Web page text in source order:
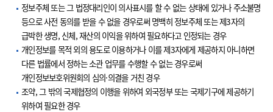
정보주체 또는 그 법정대리인이 의사표시를 할 수 없는 상태에 있거나 주소불명
등으로 사전 동의를 받을 수 없을 경우로써 명백히 정보주체 또는 제3자의
급박한 생명, 신체, 재산의 이익을 위하여 필요하다고 인정되는 경우
개인정보를 목적 외의 용도로 이용하거나 이를 제3자에게 제공하지 아니하면
다른 법률에서 정하는 소관 업무를 수행할 수 없는 경우로써
개인정보보호위원회의 심의·의결을 거친 경우
조약, 그 밖의 국제협정의 이행을 위하여 외국정부 또는 국제기구에 제공하기
위하여 필요한 경우